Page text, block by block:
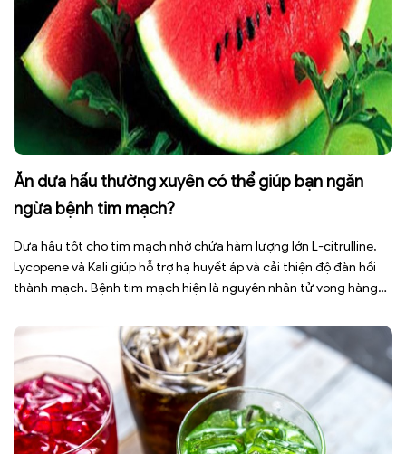
Ăn dưa hấu thường xuyên có thể giúp bạn ngăn
ngừa bệnh tim mạch?
Dưa hấu tốt cho tim mạch nhờ chứa hàm lượng lớn L-citrulline,
Lycopene và Kali giúp hỗ trợ hạ huyết áp và cải thiện độ đàn hồi
thành mạch. Bệnh tim mạch hiện là nguyên nhân tử vong hàng
ngày có thể […]